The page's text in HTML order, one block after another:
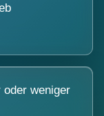
weniger